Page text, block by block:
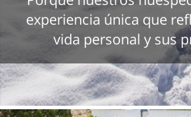
experiencia única que
vida personal y sus